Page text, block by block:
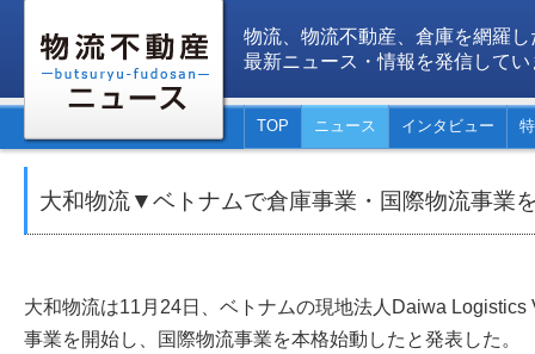
物流、物流不動産、倉庫を網羅し
最新ニュース・情報を発信してい
TOP ニュース インタビュー
大和物流▼ベトナムで倉庫事業・国際物流事業
大和物流は11月24日、ベトナムの現地法人Daiwa Logistics
事業を開始し、国際物流事業を本格始動したと発表した。